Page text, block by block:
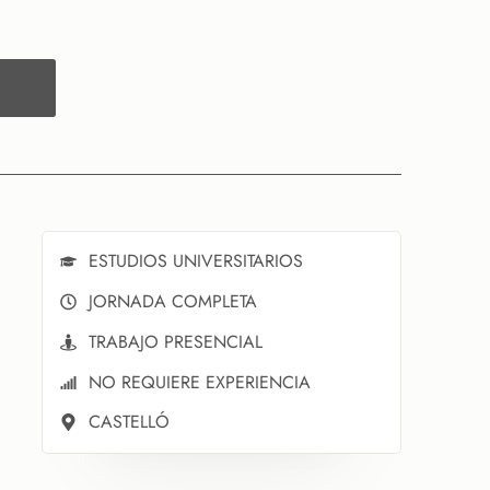
ESTUDIOS UNIVERSITARIOS
JORNADA COMPLETA
TRABAJO PRESENCIAL
NO REQUIERE EXPERIENCIA
CASTELLÓ